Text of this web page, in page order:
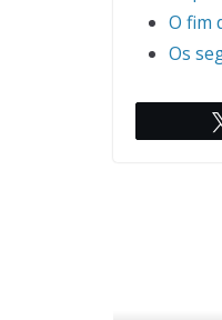
O fim
Os